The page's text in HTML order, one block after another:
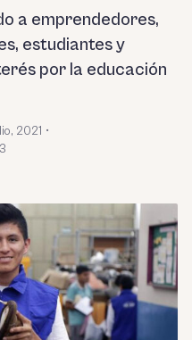
a emprendedores,
estudiantes y
por la educación
2021 •